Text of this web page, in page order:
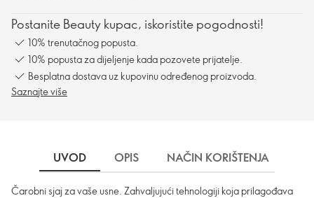
Postanite Beauty kupac, iskoristite pogodnosti!
10% trenutačnog popusta.
10% popusta za dijeljenje kada pozovete prijatelje.
Besplatna dostava uz kupovinu određenog proizvoda.
Saznajte više
UVOD OPIS NAČIN KORIŠTENJA
Čarobni sjaj za vaše usne. Zahvaljujući tehnologiji koja prilagođava